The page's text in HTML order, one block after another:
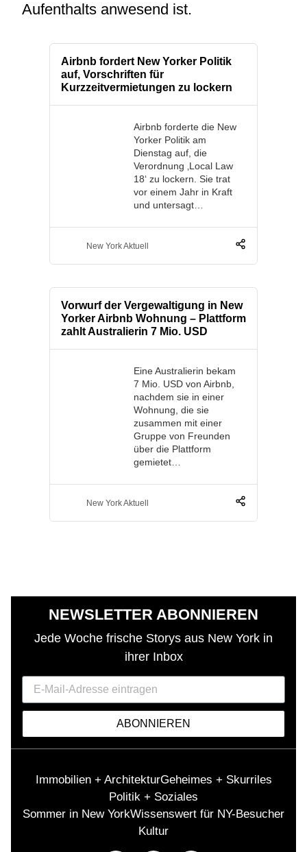
Aufenthalts anwesend ist.
Airbnb fordert New Yorker Politik
auf, Vorschriften für
Kurzzeitvermietungen zu lockern
Airbnb forderte die New
Yorker Politik am
Dienstag auf, die
Verordnung ‚Local Law
18‘ zu lockern. Sie trat
vor einem Jahr in Kraft
und untersagt…
New York Aktuell
Vorwurf der Vergewaltigung in New
Yorker Airbnb Wohnung – Plattform
zahlt Australierin 7 Mio. USD
Eine Australierin bekam
7 Mio. USD von Airbnb,
nachdem sie in einer
Wohnung, die sie
zusammen mit einer
Gruppe von Freunden
über die Plattform
gemietet…
New York Aktuell
NEWSLETTER ABONNIEREN
Jede Woche frische Storys aus New York in
ihrer Inbox
ABONNIEREN
Immobilien + ArchitekturGeheimes + Skurriles
Politik + Soziales
Sommer in New YorkWissenswert für NY-Besucher
Kultur